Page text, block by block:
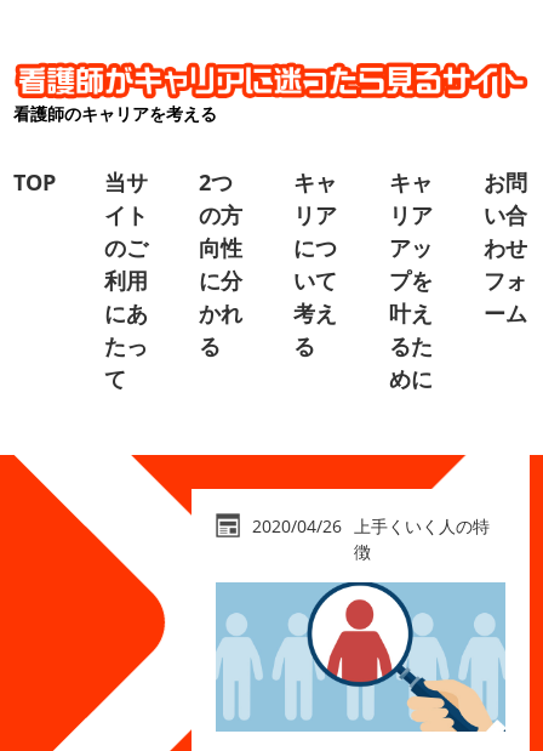
看護師のキャリアを考える
TOP
当サ
イト
のご
利用
にあ
たっ
て
2つ
の方
向性
に分
かれ
る
キャ
リア
につ
いて
考え
る
キャ
リア
アッ
プを
叶え
るた
めに
お問
い合
わせ
フォ
ーム
2020/04/26
上手くいく人の特
徴